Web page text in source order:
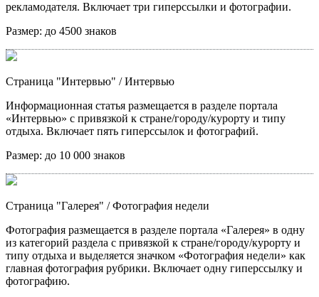
рекламодателя. Включает три гиперссылки и фотографии.
Размер: до 4500 знаков
Страница "Интервью" / Интервью
Информационная статья размещается в разделе портала
«Интервью» с привязкой к стране/городу/курорту и типу
отдыха. Включает пять гиперссылок и фотографий.
Размер: до 10 000 знаков
Страница "Галерея" / Фотография недели
Фотография размещается в разделе портала «Галерея» в одну
из категорий раздела с привязкой к стране/городу/курорту и
типу отдыха и выделяется значком «Фотография недели» как
главная фотография рубрики. Включает одну гиперссылку и
фотографию.